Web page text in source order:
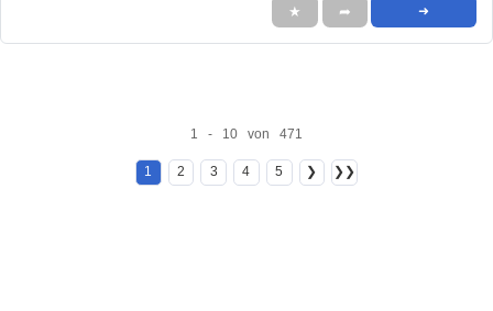
★ ➦ ➜
1 - 10 von 471
1 2 3 4 5 ❯ ❯❯